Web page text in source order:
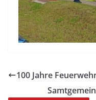
100 Jahre